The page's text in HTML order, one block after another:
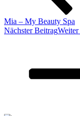
Mia – My Beauty Spa
Nächster BeitragWeiter